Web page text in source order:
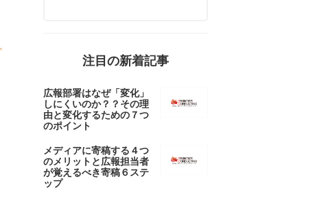
注目の新着記事
広報部署はなぜ「変化」
しにくいのか？？その理
由と変化するための７つ
のポイント
メディアに寄稿する４つ
のメリットと広報担当者
が覚えるべき寄稿６ステ
ップ